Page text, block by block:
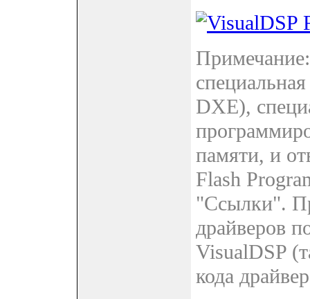
DXE),
памяти, и
Flash
"Ссылки".
драйверов
VisualDSP
кода